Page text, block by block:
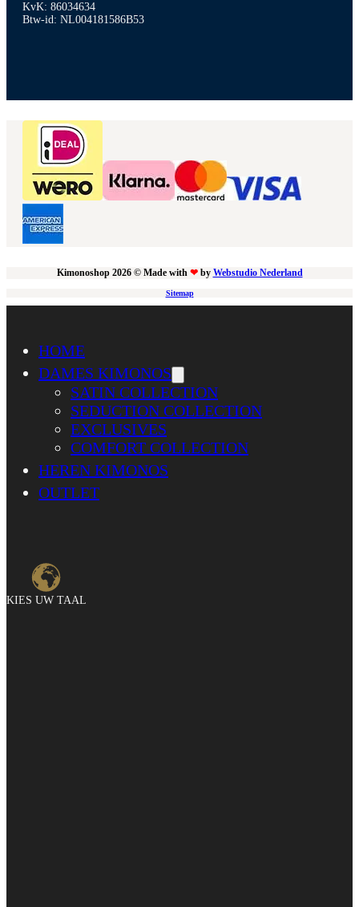
KvK: 86034634
Btw-id: NL004181586B53
Kimonoshop 2026 © Made with ❤ by Webstudio Nederland
Sitemap
HOME
DAMES KIMONOS
SATIN COLLECTION
SEDUCTION COLLECTION
EXCLUSIVES
COMFORT COLLECTION
HEREN KIMONOS
OUTLET
KIES UW TAAL